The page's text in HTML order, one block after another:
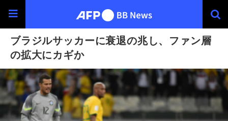
ブラジルサッカーに衰退の兆し、ファン層
の拡大にカギか